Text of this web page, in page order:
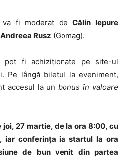
va fi moderat deCălin Iepure
Andreea Rusz (Gomag).
pot fi achiziționate pe site-ul
Pe lângă biletul la eveniment,
accesul la unbonus în valoare
joi, 27 martie, de la ora 8:00, cu
iar conferința ia startul la ora
de bun venit din partea